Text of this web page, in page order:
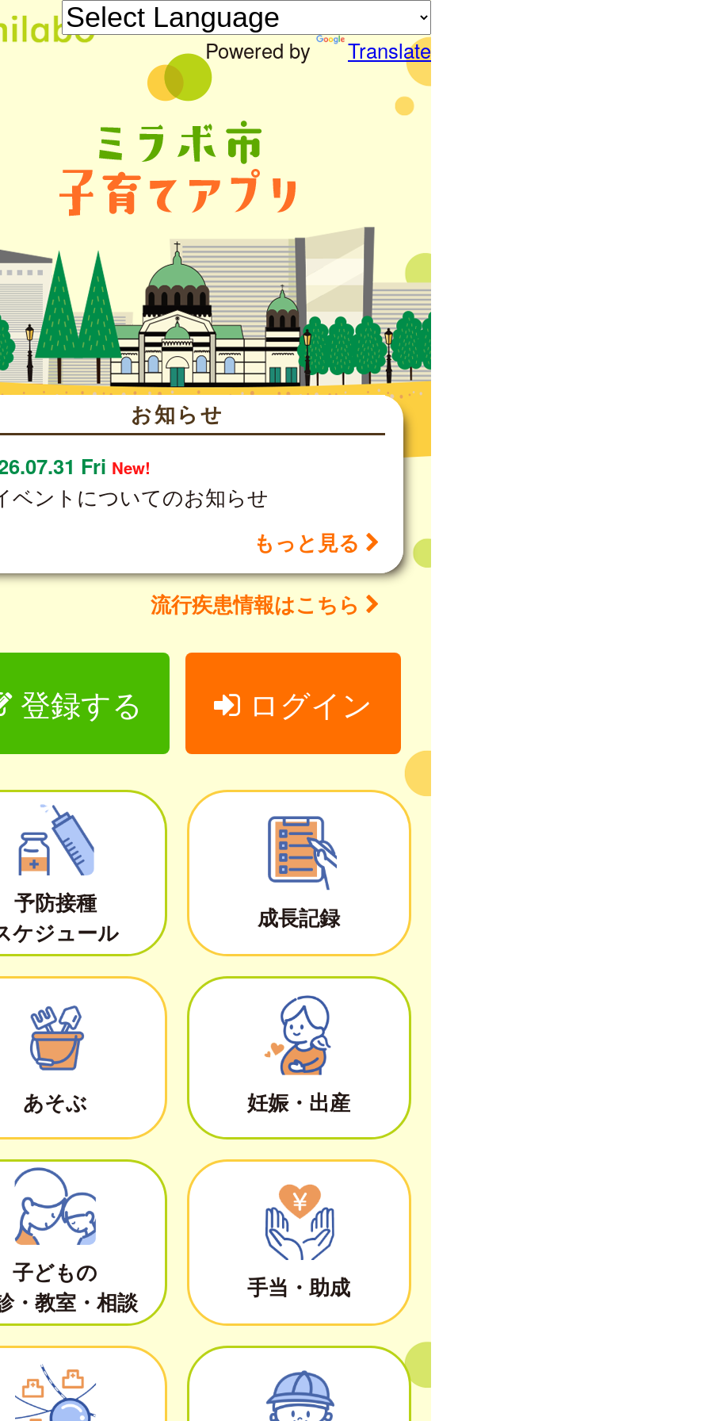
Powered by Translate
お知らせ
Fri New!
ベントについてのお知らせ
もっと見る
流行疾患情報はこちら
登録する ログイン
予防接種
ケジュール
成長記録
あそぶ 妊娠・出産
子どもの
・教室・相談
手当・助成